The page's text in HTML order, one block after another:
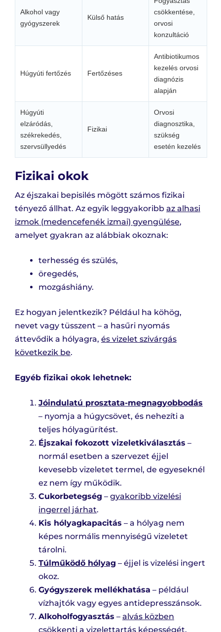
Alkohol vagy
gyógyszerek
Külső hatás
csökkentése,
orvosi
konzultáció
Húgyúti fertőzés Fertőzéses
Antibiotikumos
kezelés orvosi
diagnózis
alapján
Húgyúti
elzáródás,
székrekedés,
szervsüllyedés
Fizikai
Orvosi
diagnosztika,
szükség
esetén kezelés
Fizikai okok
Az éjszakai bepisilés mögött számos fizikai
tényező állhat. Az egyik leggyakoribb az alhasi
izmok (medencefenék izmai) gyengülése,
amelyet gyakran az alábbiak okoznak:
terhesség és szülés,
öregedés,
mozgáshiány.
Ez hogyan jelentkezik? Például ha köhög,
nevet vagy tüsszent – a hasűri nyomás
áttevődik a hólyagra, és vizelet szivárgás
következik be.
Egyéb fizikai okok lehetnek:
Jóindulatú prosztata-megnagyobbodás
– nyomja a húgycsövet, és nehezíti a
teljes hólyagürítést.
Éjszakai fokozott vizeletkiválasztás –
normál esetben a szervezet éjjel
kevesebb vizeletet termel, de egyeseknél
ez nem így működik.
Cukorbetegség – gyakoribb vizelési
ingerrel járhat.
Kis hólyagkapacitás – a hólyag nem
képes normális mennyiségű vizeletet
tárolni.
Túlműködő hólyag – éjjel is vizelési ingert
okoz.
Gyógyszerek mellékhatása – például
vízhajtók vagy egyes antidepresszánsok.
Alkoholfogyasztás – alvás közben
csökkenti a vizelettartás képességét.